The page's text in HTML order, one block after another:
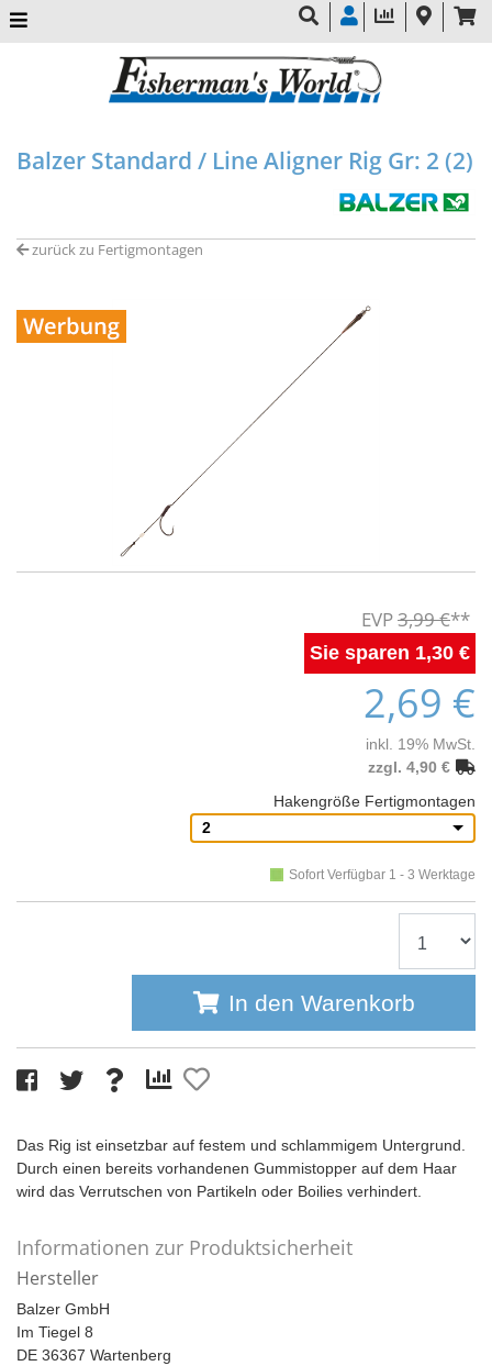
Balzer Standard / Line Aligner Rig Gr: 2 (2)
zurück zu Fertigmontagen
3,99 €
1,30 €
2,69 €
inkl. 19% MwSt.
zzgl. 4,90 €
Hakengröße Fertigmontagen
2
Sofort Verfügbar 1 - 3 Werktage
In den Warenkorb
Das Rig ist einsetzbar auf festem und schlammigem Untergrund.
Durch einen bereits vorhandenen Gummistopper auf dem Haar
wird das Verrutschen von Partikeln oder Boilies verhindert.
Informationen zur Produktsicherheit
Hersteller
Balzer GmbH
Im Tiegel 8
DE 36367 Wartenberg